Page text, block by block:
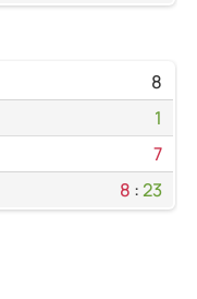
8
1
7
8 :23